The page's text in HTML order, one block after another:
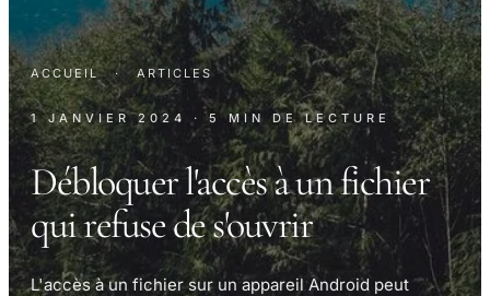
ACCUEIL · ARTICLES
1 JANVIER 2024 · 5 MIN DE LECTURE
Débloquer l'accès à un fichier
qui refuse de s'ouvrir
L'accès à un fichier sur un appareil Android peut